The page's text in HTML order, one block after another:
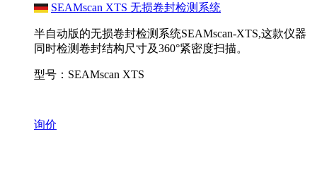
SEAMscan XTS 无损卷封检测系统
半自动版的无损卷封检测系统SEAMscan-XTS,这款仪器
同时检测卷封结构尺寸及360°紧密度扫描。
型号：SEAMscan XTS
询价